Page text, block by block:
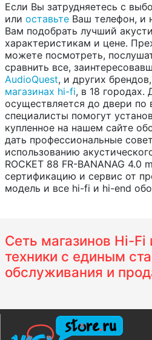
Если Вы затрудняетесь с
или оставьте Ваш телефон, и
Вам подобрать лучший
характеристикам и цене.
можете посмотреть,
сравнить все,
AudioQuest, и других
магазинах hi-fi, в 18 городах.
осуществляется до двери
специалисты помогут
купленное на нашем сайте
дать профессиональные
использованию
ROCKET 88 FR-BANANAG 4.0
сертификацию и сервис от
модель и все hi-fi и hi-end
Сеть магазинов Hi-Fi
техники с единым
обслуживания и